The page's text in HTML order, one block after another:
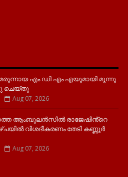
എം ഡി എം എയുമായി മൂന്നു
ചെയ്തു
Aug 07, 2026
ആംബുലൻസിൽ രാജേഷിൻ്റെ
വിശദീകരണം തേടി കണ്ണൂർ
Aug 07, 2026